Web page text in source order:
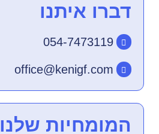
דברו איתנו
054-7473119
office@kenigf.com
המומחיות שלנו